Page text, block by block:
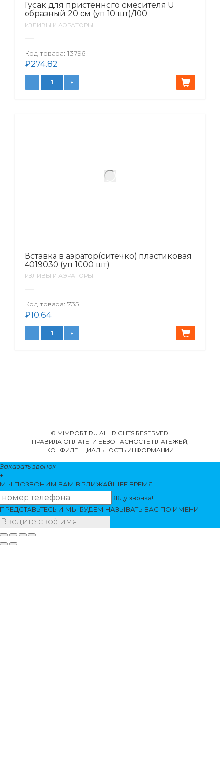
Гусак для пристенного смесителя U
образный 20 см (уп 10 шт)/100
ИЗЛИВЫ И АЭРАТОРЫ
Код товара: 13796
₽274.82
Вставка в аэратор(ситечко) пластиковая
4019030 (уп 1000 шт)
ИЗЛИВЫ И АЭРАТОРЫ
Код товара: 735
₽10.64
© MIMPORT.RU ALL RIGHTS RESERVED.
ПРАВИЛА ОПЛАТЫ И БЕЗОПАСНОСТЬ ПЛАТЕЖЕЙ,
КОНФИДЕНЦИАЛЬНОСТЬ ИНФОРМАЦИИ
Заказать звонок
+
МЫ ПОЗВОНИМ ВАМ В БЛИЖАЙШЕЕ ВРЕМЯ!
Жду звонка!
ПРЕДСТАВЬТЕСЬ И МЫ БУДЕМ НАЗЫВАТЬ ВАС ПО ИМЕНИ.